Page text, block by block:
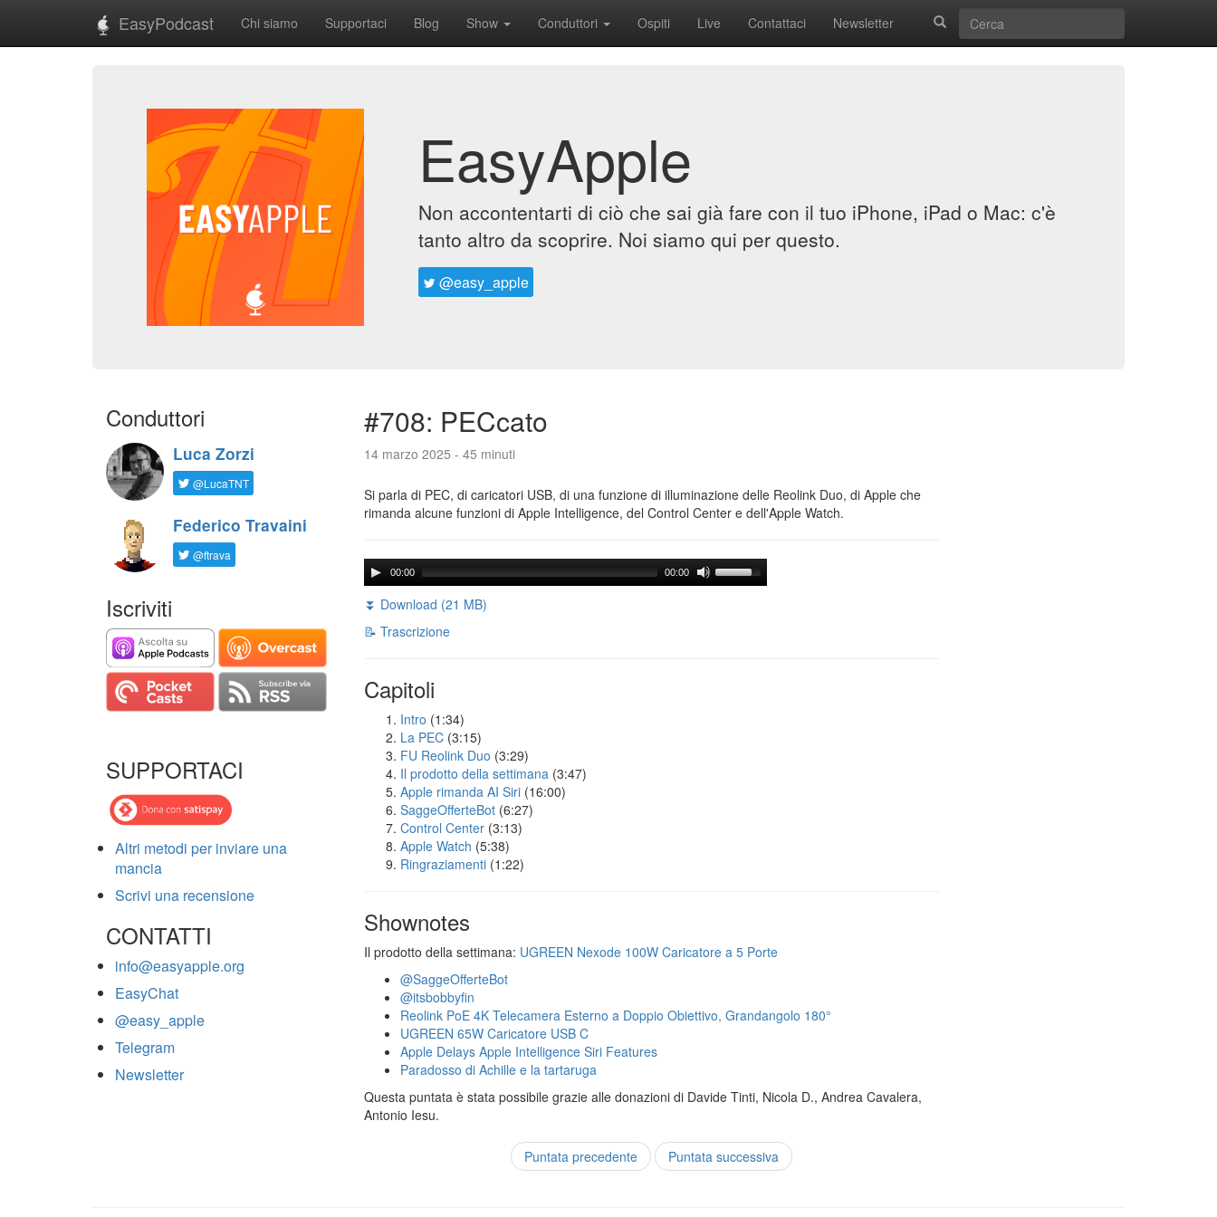
EasyPodcast Chi siamo Supportaci Blog Show Conduttori Ospiti Live Contattaci Newsletter
EasyApple
Non accontentarti di ciò che sai già fare con il tuo iPhone, iPad o Mac: c'è
tanto altro da scoprire. Noi siamo qui per questo.
@easy_apple
Conduttori
Luca Zorzi
@LucaTNT
Federico Travaini
@ftrava
Iscriviti
SUPPORTACI
Altri metodi per inviare una
mancia
Scrivi una recensione
CONTATTI
info@easyapple.org
EasyChat
@easy_apple
Telegram
Newsletter
#708: PECcato
14 marzo 2025 - 45 minuti
Si parla di PEC, di caricatori USB, di una funzione di illuminazione delle Reolink Duo, di Apple che
rimanda alcune funzioni di Apple Intelligence, del Control Center e dell'Apple Watch.
00:00 00:00
⏬ Download (21 MB)
📝 Trascrizione
Capitoli
Intro (1:34)
La PEC (3:15)
FU Reolink Duo (3:29)
Il prodotto della settimana (3:47)
Apple rimanda AI Siri (16:00)
SaggeOfferteBot (6:27)
Control Center (3:13)
Apple Watch (5:38)
Ringraziamenti (1:22)
Shownotes
Il prodotto della settimana: UGREEN Nexode 100W Caricatore a 5 Porte
@SaggeOfferteBot
@itsbobbyfin
Reolink PoE 4K Telecamera Esterno a Doppio Obiettivo, Grandangolo 180°
UGREEN 65W Caricatore USB C
Apple Delays Apple Intelligence Siri Features
Paradosso di Achille e la tartaruga
Questa puntata è stata possibile grazie alle donazioni di Davide Tinti, Nicola D., Andrea Cavalera,
Antonio Iesu.
Puntata precedente Puntata successiva